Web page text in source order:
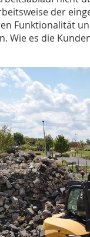
der
Funktionalität
Wie es die